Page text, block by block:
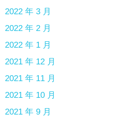
2022 年 3 月
2022 年 2 月
2022 年 1 月
2021 年 12 月
2021 年 11 月
2021 年 10 月
2021 年 9 月